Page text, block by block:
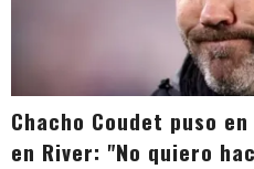
Chacho Coudet puso
en River: "No quiero